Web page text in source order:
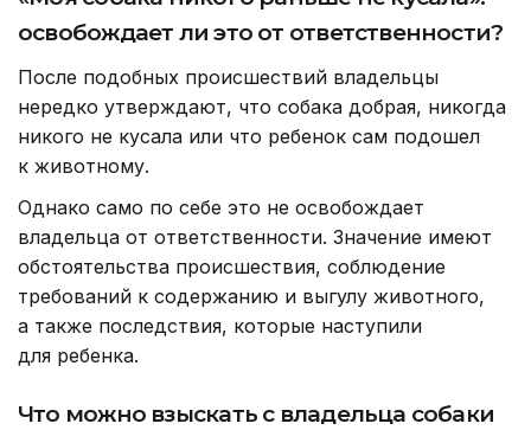
освобождает ли это от ответственности?
После подобных происшествий владельцы
нередко утверждают, что собака добрая, никогда
никого не кусала или что ребенок сам подошел
к животному.
Однако само по себе это не освобождает
владельца от ответственности. Значение имеют
обстоятельства происшествия, соблюдение
требований к содержанию и выгулу животного,
а также последствия, которые наступили
для ребенка.
Что можно взыскать с владельца собаки